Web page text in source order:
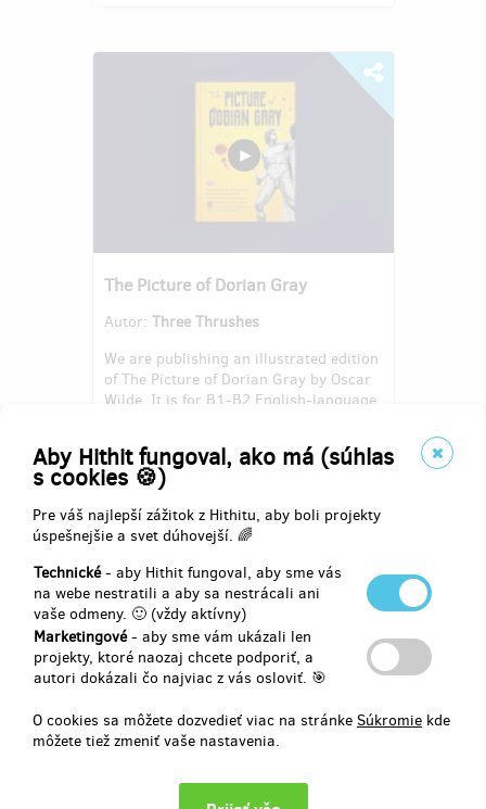
Aby Hithit fungoval, ako má (súhlas
s cookies 🍪)
Pre váš najlepší zážitok z Hithitu, aby boli projekty
úspešnejšie a svet dúhovejší. 🌈
Technické- aby Hithit fungoval, aby sme vás
na webe nestratili a aby sa nestrácali ani
vaše odmeny. 🙂 (vždy aktívny)
Marketingové- aby sme vám ukázali len
projekty, ktoré naozaj chcete podporiť, a
autori dokázali čo najviac z vás osloviť. 🎯
O cookies sa môžete dozvedieť viac na stránke Súkromie kde
môžete tiež zmeniť vaše nastavenia.
The Picture of Dorian Gray
Autor: Three Thrushes
We are publishing an illustrated edition
of The Picture of Dorian Gray by Oscar
Wilde. It is for B1-B2 English-language
dictionary. The campaign aim is to fund
printing this summer.
Vybrané
2 074 €z2 061 €
100% Úspešne dokončený